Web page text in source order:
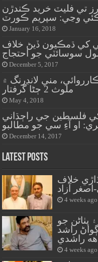
فلورز تي فليٽ خريد ڪندڙن
وڃي: سپريم ڪورٽ
January 16, 2018
کي ڌمڪيون ڏيڻ خلاف
سوسائٽي جو احتجاج
December 5, 2017
مني لانڊرنگ ۾
ملوث 2 ڄڻا گرفتار
May 4, 2018
فلسطين جي راڄڌاني
او آءِ سي جو مطالبو
December 14, 2017
Latest Posts
خلاف
اصغر آزاد
4 weeks ago
پٺاڻن جو
راشد
راشدي
4 weeks ago